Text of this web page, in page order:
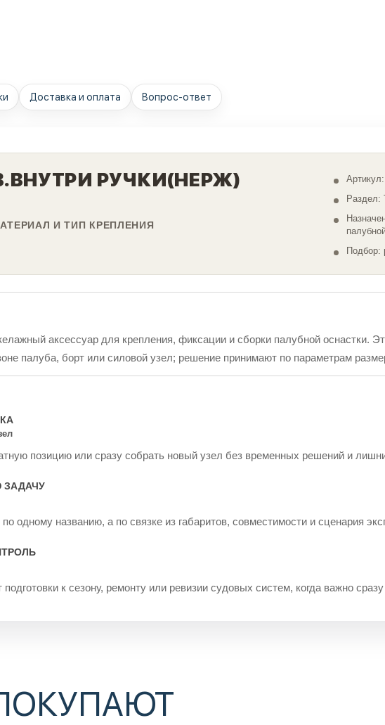
Доставка и оплата Вопрос-ответ
РУЧКИ(НЕРЖ)
И ТИП КРЕПЛЕНИЯ
Раздел:
Подбор:
аксессуар для крепления, фиксации и сборки палубной оснастки.
палуба, борт или силовой узел; решение принимают по параметрам
позицию или сразу собрать новый узел без временных решений и
ЗАДАЧУ
одному названию, а по связке из габаритов, совместимости и сценария
к сезону, ремонту или ревизии судовых систем, когда важно